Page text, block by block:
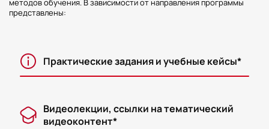
методов обучения. В зависимости от направления программы
представлены:
Практические задания и учебные кейсы*
Видеолекции, ссылки на тематический
видеоконтент*